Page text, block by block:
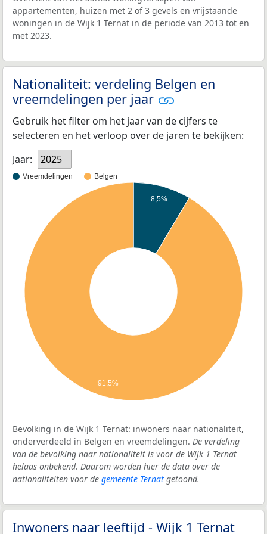
appartementen, huizen met 2 of 3 gevels en vrijstaande
woningen in de Wijk 1 Ternat in de periode van 2013 tot en
met 2023.
Nationaliteit: verdeling Belgen en
vreemdelingen per jaar
Gebruik het filter om het jaar van de cijfers te
selecteren en het verloop over de jaren te bekijken:
Jaar:
2025
Vreemdelingen Belgen
8,5%
91,5%
Bevolking in de Wijk 1 Ternat: inwoners naar nationaliteit,
onderverdeeld in Belgen en vreemdelingen. De verdeling
van de bevolking naar nationaliteit is voor de Wijk 1 Ternat
helaas onbekend. Daarom worden hier de data over de
nationaliteiten voor de gemeente Ternat getoond.
Inwoners naar leeftijd - Wijk 1 Ternat